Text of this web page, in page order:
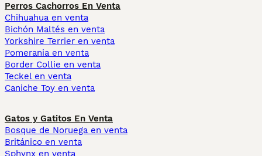
Perros Cachorros En Venta
Chihuahua en venta
Bichón Maltés en venta
Yorkshire Terrier en venta
Pomerania en venta
Border Collie en venta
Teckel en venta
Caniche Toy en venta
Gatos y Gatitos En Venta
Bosque de Noruega en venta
Británico en venta
Sphynx en venta